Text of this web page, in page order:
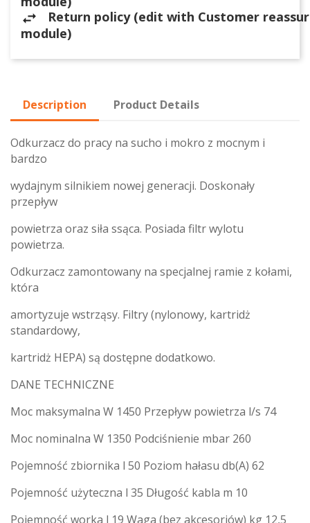
Return policy (edit with Customer
module)
Description Product Details
Odkurzacz do pracy na sucho i mokro z mocnym i
bardzo
wydajnym silnikiem nowej generacji. Doskonały
przepływ
powietrza oraz siła ssąca. Posiada filtr wylotu
powietrza.
Odkurzacz zamontowany na specjalnej ramie z kołami,
która
amortyzuje wstrząsy. Filtry (nylonowy, kartridż
standardowy,
kartridż HEPA) są dostępne dodatkowo.
DANE TECHNICZNE
Moc maksymalna W 1450 Przepływ powietrza l/s 74
Moc nominalna W 1350 Podciśnienie mbar 260
Pojemność zbiornika l 50 Poziom hałasu db(A) 62
Pojemność użyteczna l 35 Długość kabla m 10
Pojemność worka l 19 Waga (bez akcesoriów) kg 12,5